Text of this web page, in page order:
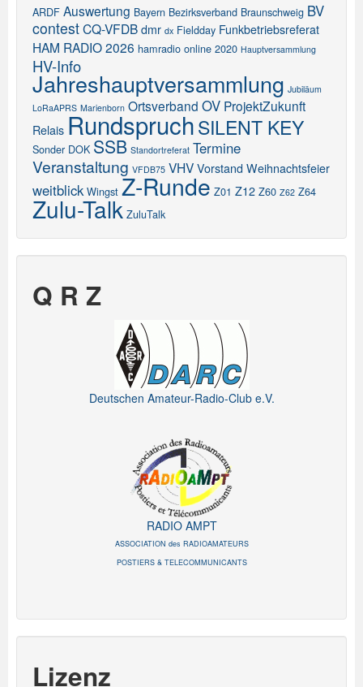
ARDF Auswertung Bayern Bezirksverband Braunschweig BV
contestCQ-VFDB dmr dx Fieldday Funkbetriebsreferat
HAM RADIO 2026 hamradio online 2020 Hauptversammlung
HV-Info
Jahreshauptversammlung Jubiläum
LoRaAPRS Marienborn Ortsverband OV ProjektZukunft
Relais RundspruchSILENT KEY
Sonder DOK SSB Standortreferat Termine
Veranstaltung VFDB75 VHV Vorstand Weihnachtsfeier
weitblick Wingst Z-Runde Z01 Z12 Z60 Z62 Z64
Zulu-Talk ZuluTalk
Q R Z
Deutschen Amateur-Radio-Club e.V.
RADIO AMPT
ASSOCIATION des RADIOAMATEURS
POSTIERS & TELECOMMUNICANTS
Lizenz